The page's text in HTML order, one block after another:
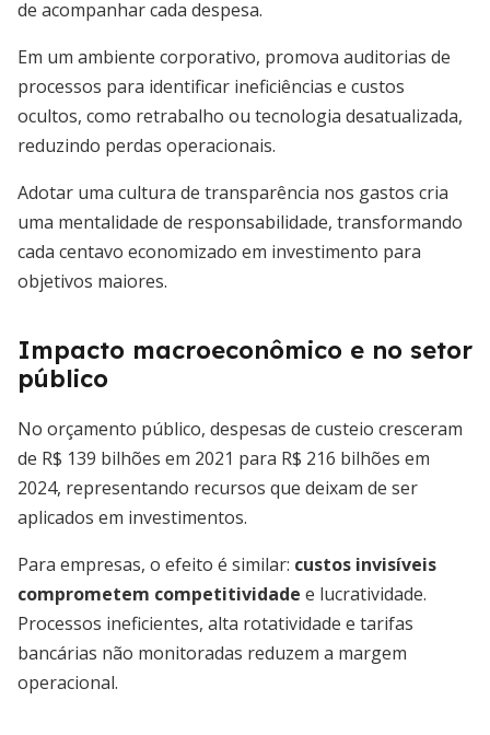
de acompanhar cada despesa.
Em um ambiente corporativo, promova auditorias de
processos para identificar ineficiências e custos
ocultos, como retrabalho ou tecnologia desatualizada,
reduzindo perdas operacionais.
Adotar uma cultura de transparência nos gastos cria
uma mentalidade de responsabilidade, transformando
cada centavo economizado em investimento para
objetivos maiores.
Impacto macroeconômico e no setor
público
No orçamento público, despesas de custeio cresceram
de R$ 139 bilhões em 2021 para R$ 216 bilhões em
2024, representando recursos que deixam de ser
aplicados em investimentos.
Para empresas, o efeito é similar: custos invisíveis
comprometem competitividade e lucratividade.
Processos ineficientes, alta rotatividade e tarifas
bancárias não monitoradas reduzem a margem
operacional.